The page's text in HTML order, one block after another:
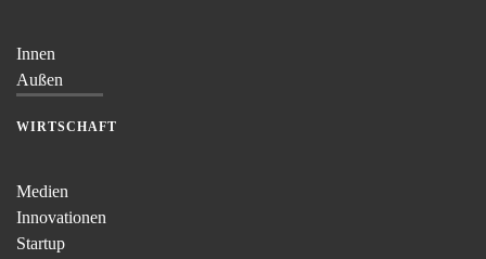
Innen
Außen
WIRTSCHAFT
Medien
Innovationen
Startup